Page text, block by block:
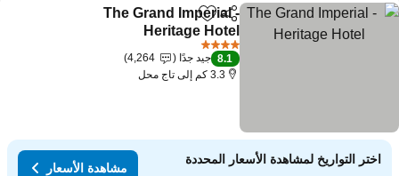
مشاركةAdd to favorites
The Grand Imperial -
Heritage Hotel
8.1 جيد جدًا
4,264
3.3 كم إلى تاج محل
اختر التواريخ لمشاهدة الأسعار المحددة
مشاهدة الأسعار